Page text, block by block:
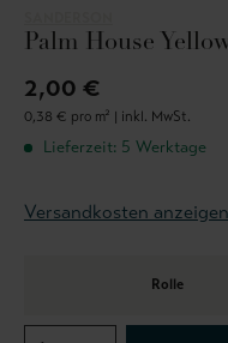
Palm House
2,00 €
0,38 € pro m² | inkl. MwSt.
Lieferzeit: 5 Werktage
Versandkosten anzeigen
Rolle